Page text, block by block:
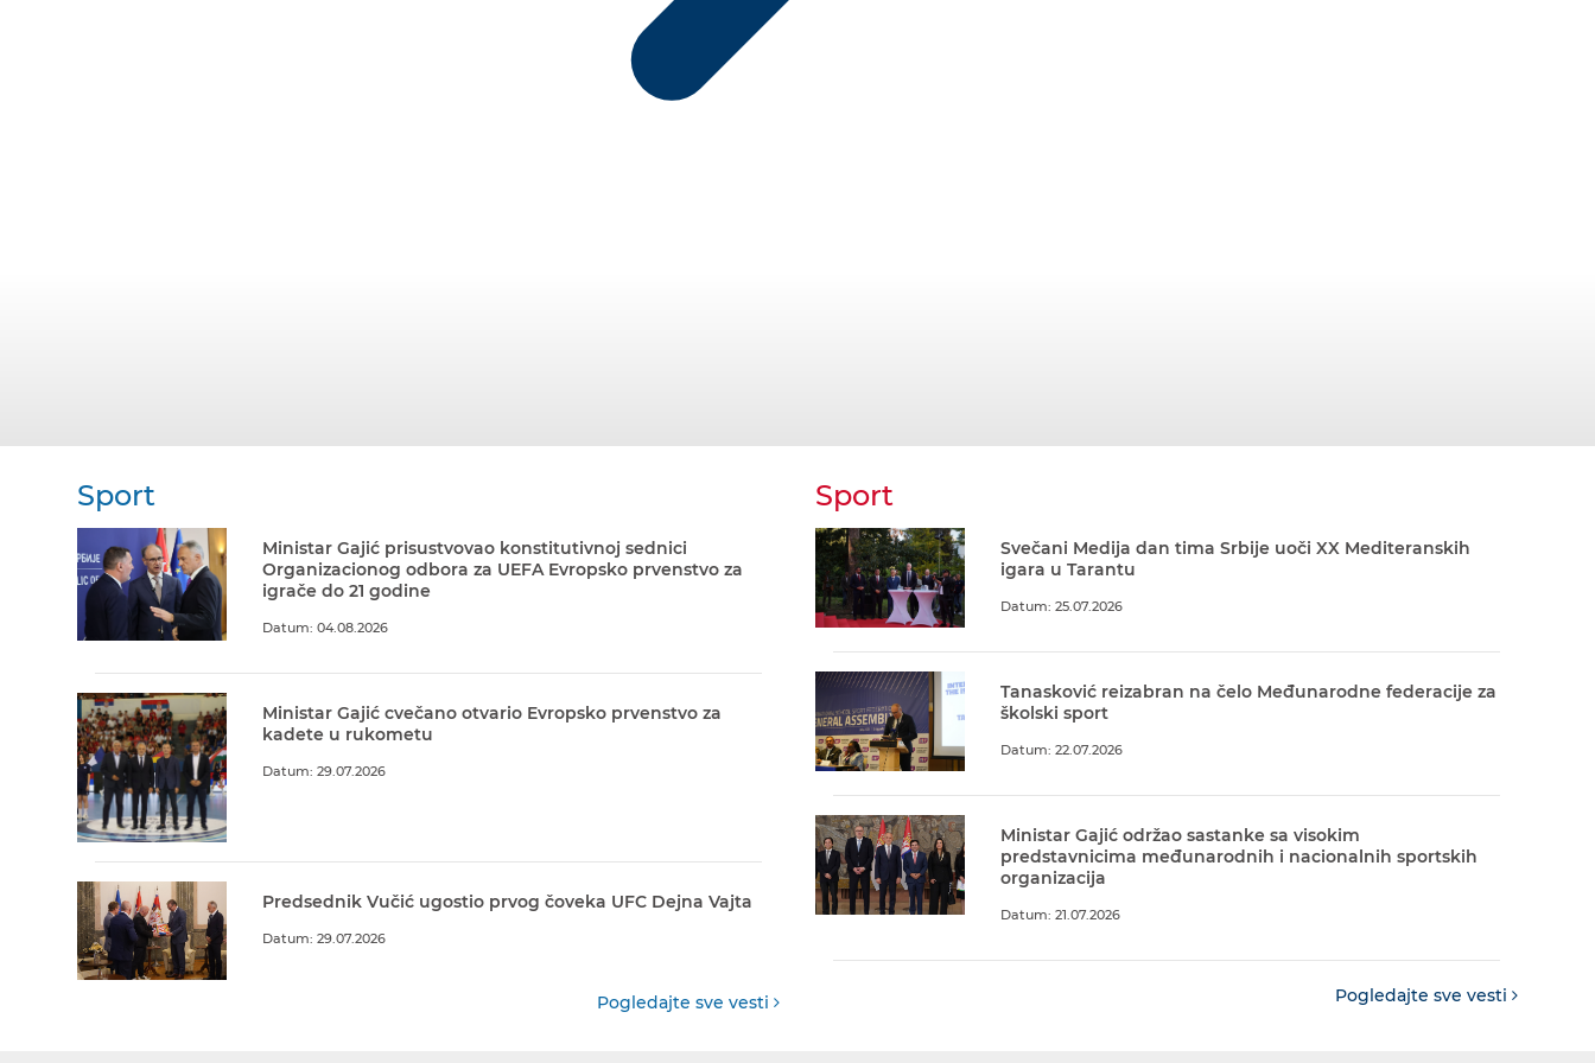
Sport
Ministar Gajić prisustvovao konstitutivnoj sednici
Organizacionog odbora za UEFA Evropsko prvenstvo za
igrače do 21 godine
Datum: 04.08.2026
Ministar Gajić cvečano otvario Evropsko prvenstvo za
kadete u rukometu
Datum: 29.07.2026
Predsednik Vučić ugostio prvog čoveka UFC Dejna Vajta
Datum: 29.07.2026
Pogledajte sve vesti
Sport
Svečani Medija dan tima Srbije uoči XX Mediteranskih
igara u Tarantu
Datum: 25.07.2026
Tanasković reizabran na čelo Međunarodne federacije za
školski sport
Datum: 22.07.2026
Ministar Gajić održao sastanke sa visokim
predstavnicima međunarodnih i nacionalnih sportskih
organizacija
Datum: 21.07.2026
Pogledajte sve vesti